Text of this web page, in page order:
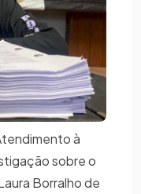
à
sobre o
Borralho de